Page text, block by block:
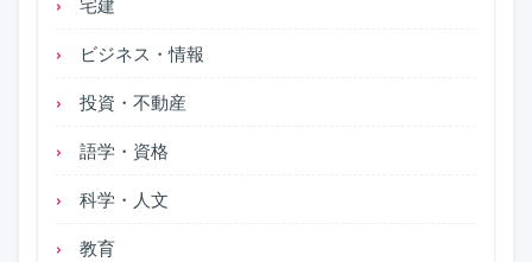
ビジネス・情報
投資・不動産
語学・資格
科学・人文
教育